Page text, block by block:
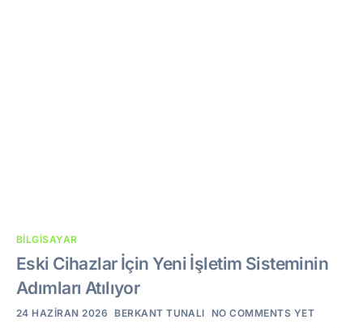
BILGISAYAR
Eski Cihazlar İçin Yeni İşletim Sisteminin
Adımları Atılıyor
24 HAZIRAN 2026 BERKANT TUNALI NO COMMENTS YET